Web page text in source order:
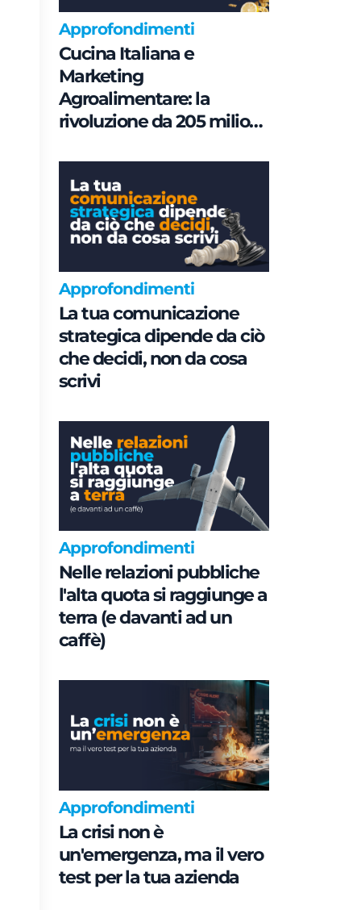
Approfondimenti
Cucina Italiana e
Marketing
Agroalimentare: la
rivoluzione da 205 milioni
in asset geopolitico
Approfondimenti
La tua comunicazione
strategica dipende da ciò
che decidi, non da cosa
scrivi
Approfondimenti
Nelle relazioni pubbliche
l'alta quota si raggiunge a
terra (e davanti ad un
caffè)
Approfondimenti
La crisi non è
un'emergenza, ma il vero
test per la tua azienda